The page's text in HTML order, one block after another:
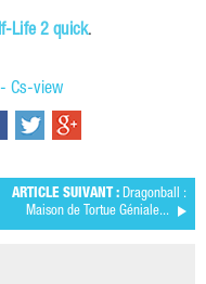
Life 2 quick.
Cs-view
ARTICLE SUIVANT : Dragonball :
Maison de Tortue Géniale...